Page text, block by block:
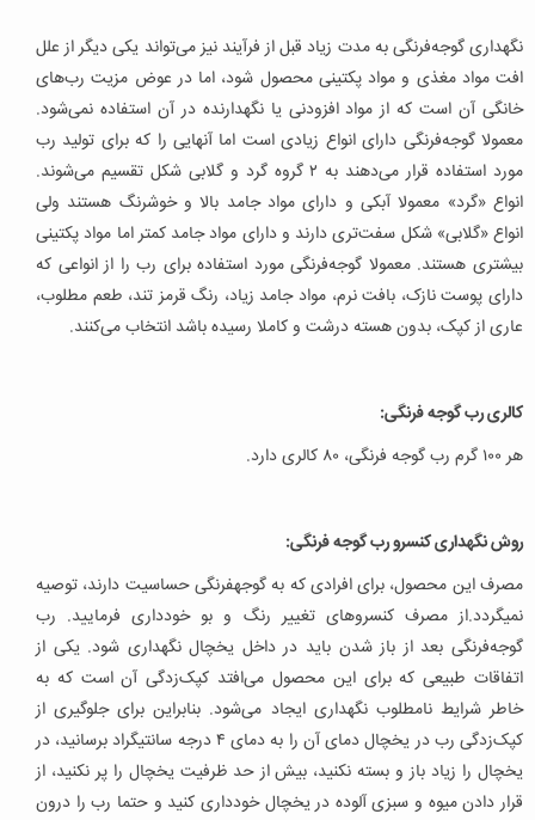
نگهداری گوجه‌فرنگی به مدت زیاد قبل از فرآیند نیز می‌تواند یکی دیگر از علل
افت مواد مغذی و مواد پکتینی محصول شود،‌ اما در عوض مزیت رب‌های
خانگی آن است که از مواد افزودنی یا نگهدارنده در آن استفاده نمی‌شود.
معمولا گوجه‌فرنگی دارای انواع زیادی است اما آنهایی را که برای تولید رب
مورد استفاده قرار می‌‌دهند به ۲ گروه گرد و گلابی شکل تقسیم می‌شوند.
انواع «گرد» معمولا آبکی و دارای مواد جامد بالا و خوشرنگ هستند ولی
انواع «گلابی» شکل سفت‌تری دارند و دارای مواد جامد کمتر اما مواد پکتینی
بیشتری هستند. معمولا گوجه‌فرنگی مورد استفاده برای رب را از انواعی که
دارای پوست نازک، بافت نرم، مواد جامد زیاد، رنگ قرمز تند، طعم مطلوب،
عاری از کپک، بدون هسته درشت و کاملا رسیده باشد انتخاب می‌کنند.
کالری رب گوجه فرنگی:
هر ۱۰۰ گرم رب گوجه فرنگی، ۸۰ کالری دارد.
روش نگهداری کنسرو رب گوجه فرنگی:
مصرف این محصول، برای افرادی که به گوجه­فرنگی حساسیت دارند، توصیه
نمی­گردد.از مصرف کنسروهای تغییر رنگ و بو خودداری فرمایید. رب
گوجه‌فرنگی بعد از باز شدن باید در داخل یخچال نگهداری شود. یکی از
اتفاقات طبیعی که برای این محصول می‌افتد کپک‌زدگی آن است که به
خاطر شرایط نامطلوب نگهداری ایجاد می‌شود. بنابراین برای جلوگیری از
کپک‌زدگی رب در یخچال دمای آن را به دمای ‌۴ درجه سانتیگراد برسانید، در
یخچال را زیاد باز و بسته نکنید، بیش از حد ظرفیت یخچال را پر نکنید، از
قرار دادن میوه و سبزی آلوده در یخچال خودداری کنید و حتما رب را درون